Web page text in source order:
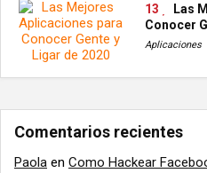
13
Las
Conocer
Aplicaciones
Comentarios recientes
Paola en Como Hackear